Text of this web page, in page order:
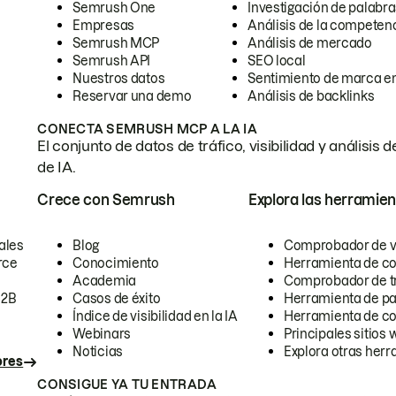
Semrush One
Empresas
Semrush MCP
Semrush API
Nuestros datos
Reservar una demo
Investigación de
Análisis de la
Análisis de mercado
SEO local
Sentimiento de marca
Análisis de backlinks
CONECTA SEMRUSH MCP A LA IA
El conjunto de datos de tráfico, visibilidad y análisis
de IA.
Crece con Semrush
Blog
Conocimiento
Academia
Casos de éxito
Índice de visibilidad en la IA
Webinars
Noticias
Explora las
Comprobador de
Herramienta de
Comprobador de
Herramienta de
Herramienta de
Principales sitios
Explora otras
CONSIGUE YA TU ENTRADA